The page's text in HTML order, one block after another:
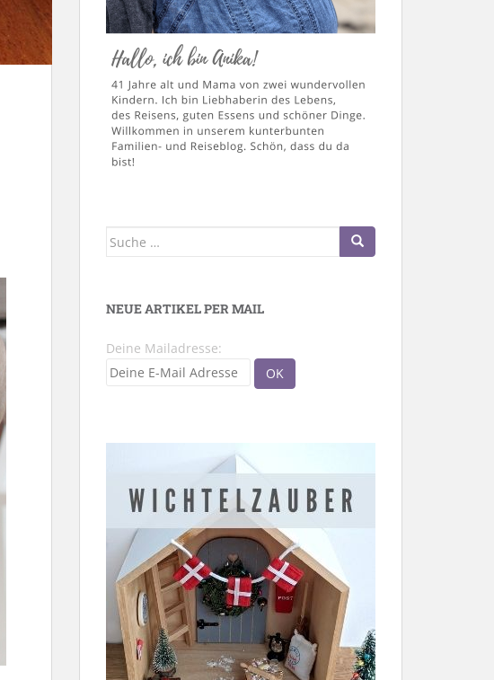
Suche
NEUE ARTIKEL PER MAIL
Deine Mailadresse: